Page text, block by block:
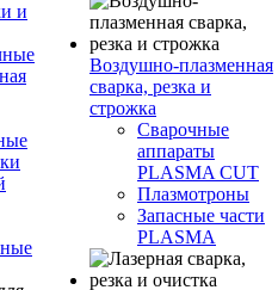
и
Воздушно-плазменная
сварка, резка и
строжка
Сварочные
аппараты
PLASMA CUT
Плазмотроны
Запасные части
PLASMA